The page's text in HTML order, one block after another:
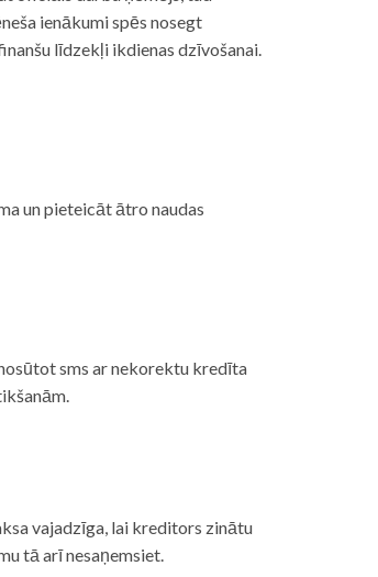
ienākumi spēs nosegt
līdzekļi ikdienas dzīvošanai.
un pieteicāt ātro naudas
sms ar nekorektu kredīta
vajadzīga, lai kreditors zinātu
tā arī nesaņemsiet.